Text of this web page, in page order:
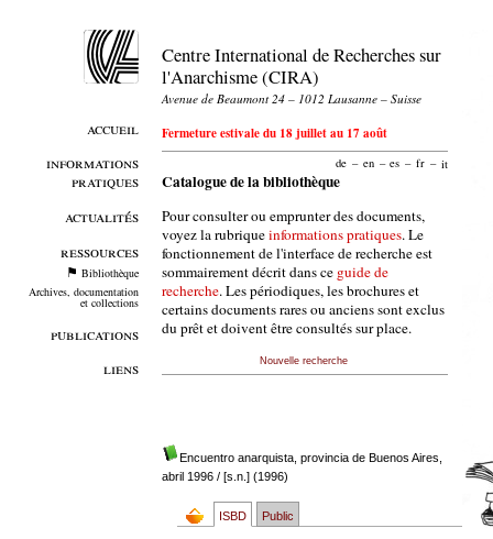
accueil
informations
pratiques
actualités
ressources
Bibliothèque
Archives, documentation
et collections
publications
liens
Centre International de Recherches sur
l'Anarchisme (CIRA)
Avenue de Beaumont 24 – 1012 Lausanne – Suisse
Fermeture estivale du 18 juillet au 17 août
de – en – es – fr – it
Catalogue de la bibliothèque
Pour consulter ou emprunter des documents,
voyez la rubriqueinformations pratiques. Le
fonctionnement de l'interface de recherche est
sommairement décrit dans ce guide de
recherche. Les périodiques, les brochures et
certains documents rares ou anciens sont exclus
du prêt et doivent être consultés sur place.
Nouvelle recherche
Encuentro anarquista, provincia de Buenos Aires,
abril 1996/ [s.n.] (1996)
ISBD Public